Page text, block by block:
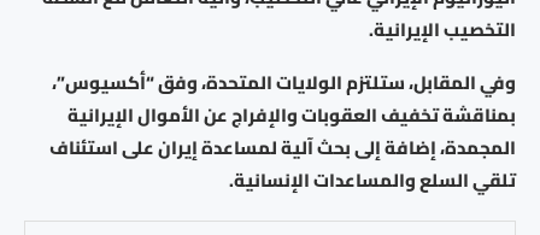
التخصيب الإيرانية.
وفي المقابل، ستلتزم الولايات المتحدة، وفق “أكسيوس”،
بمناقشة تخفيف العقوبات والإفراج عن الأموال الإيرانية
المجمدة، إضافة إلى بحث آلية لمساعدة إيران على استئناف
تلقي السلع والمساعدات الإنسانية.